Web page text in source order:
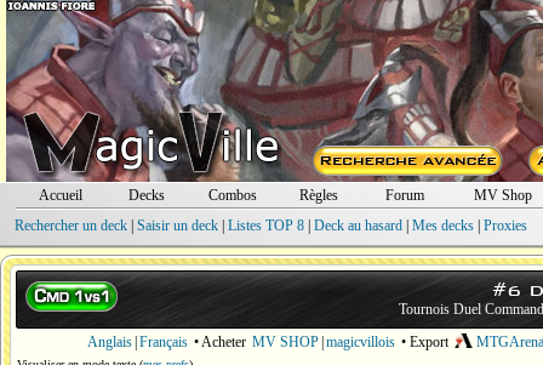
Accueil Decks Combos Règles Forum
MV Shop
Rechercher un deck| Saisir un deck| Listes TOP 8| Deck au hasard| Mes decks| Proxies
#6
Tournois Duel
Anglais Français • Acheter MV SHOP magicvillois • Export